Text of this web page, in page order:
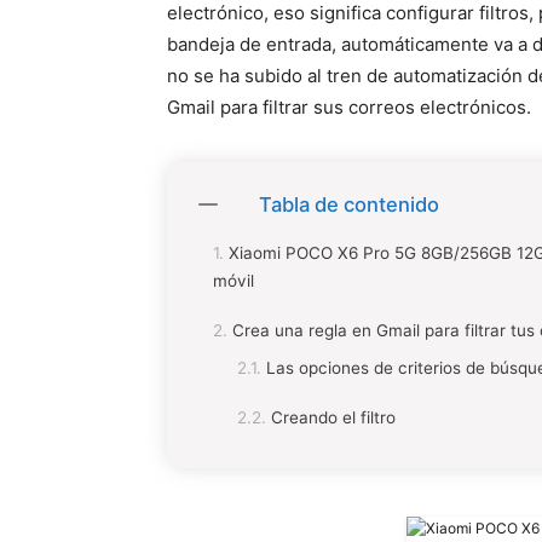
electrónico, eso significa configurar
bandeja de entrada, automáticamente va
no se ha subido al tren de automatización
Gmail para filtrar sus correos electrónicos.
Tabla de contenido
Xiaomi POCO X6 Pro 5G 8GB/256GB
móvil
Crea una regla en Gmail para filtrar
Las opciones de criterios de
Creando el filtro